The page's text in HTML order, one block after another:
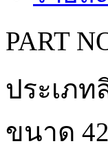
PART
ประเภ
ขนาด